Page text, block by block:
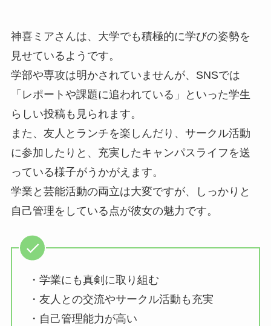
神喜ミアさんは、大学でも積極的に学びの姿勢を
見せているようです。
学部や専攻は明かされていませんが、SNSでは
「レポートや課題に追われている」といった学生
らしい投稿も見られます。
また、友人とランチを楽しんだり、サークル活動
に参加したりと、充実したキャンパスライフを送
っている様子がうかがえます。
学業と芸能活動の両立は大変ですが、しっかりと
自己管理をしている点が彼女の魅力です。
・学業にも真剣に取り組む
・友人との交流やサークル活動も充実
・自己管理能力が高い